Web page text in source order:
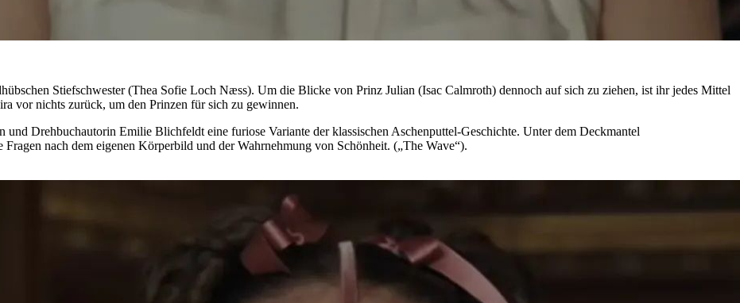
Stiefschwester (Thea Sofie Loch Næss). Um die Blicke von Prinz Julian (Isac Calmroth) dennoch auf sich zu ziehen, ist ihr jedes Mittel
vor nichts zurück, um den Prinzen für sich zu gewinnen.
Drehbuchautorin Emilie Blichfeldt eine furiose Variante der klassischen Aschenputtel-Geschichte. Unter dem Deckmantel
nach dem eigenen Körperbild und der Wahrnehmung von Schönheit. („The Wave“).